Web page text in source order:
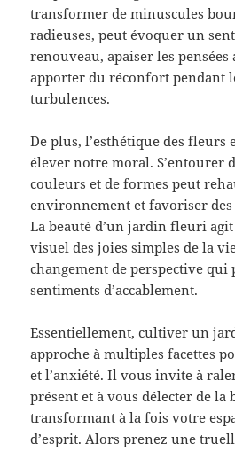
transformer de minuscules
radieuses, peut évoquer un
renouveau, apaiser les pensées
apporter du réconfort pendant
turbulences.
De plus, l’esthétique des fleurs
élever notre moral. S’entourer
couleurs et de formes peut
environnement et favoriser
La beauté d’un jardin fleuri
visuel des joies simples de la
changement de perspective qui
sentiments d’accablement.
Essentiellement, cultiver un
approche à multiples facettes
et l’anxiété. Il vous invite à
présent et à vous délecter de la
transformant à la fois votre
d’esprit. Alors prenez une